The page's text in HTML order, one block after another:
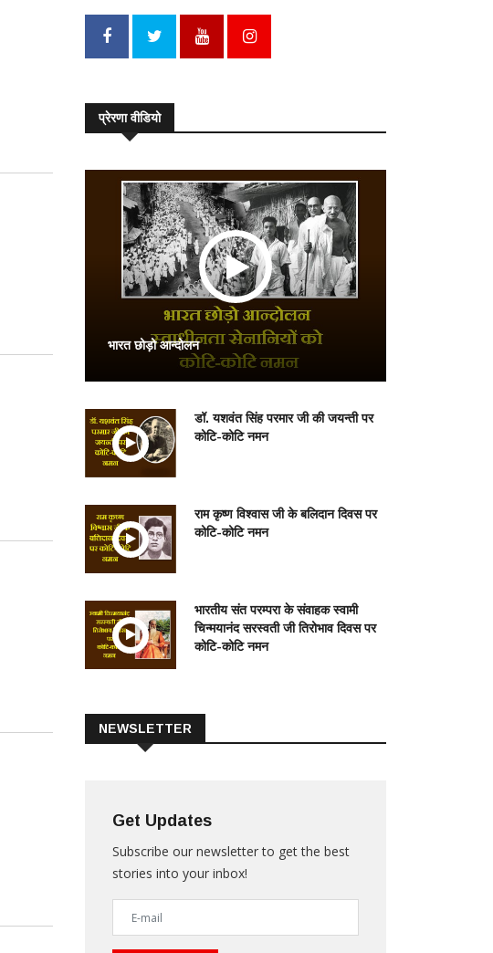
प्रेरणा वीडियो
भारत छोड़ो आन्दोलन
डॉ. यशवंत सिंह परमार जी की जयन्ती पर
कोटि-कोटि नमन
राम कृष्ण विश्वास जी के बलिदान दिवस पर
कोटि-कोटि नमन
भारतीय संत परम्परा के संवाहक स्वामी
चिन्मयानंद सरस्वती जी तिरोभाव दिवस पर
कोटि-कोटि नमन
NEWSLETTER
Get Updates
Subscribe our newsletter to get the best
stories into your inbox!